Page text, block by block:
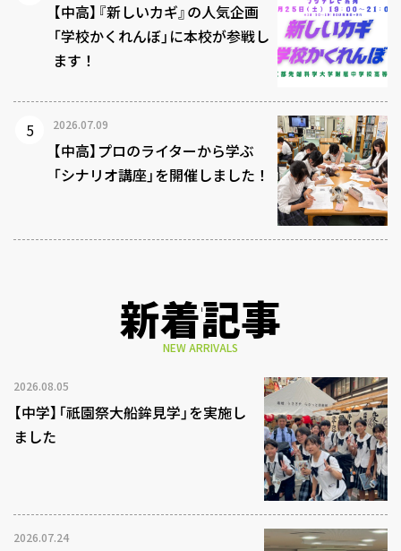
【中高】『新しいカギ』の人気企画
「学校かくれんぼ」に本校が参戦し
ます！
2026.07.09
【中高】プロのライターから学ぶ
「シナリオ講座」を開催しました！
新着記事
NEW ARRIVALS
2026.08.05
【中学】「祇園祭大船鉾見学」を実施し
ました
2026.07.24